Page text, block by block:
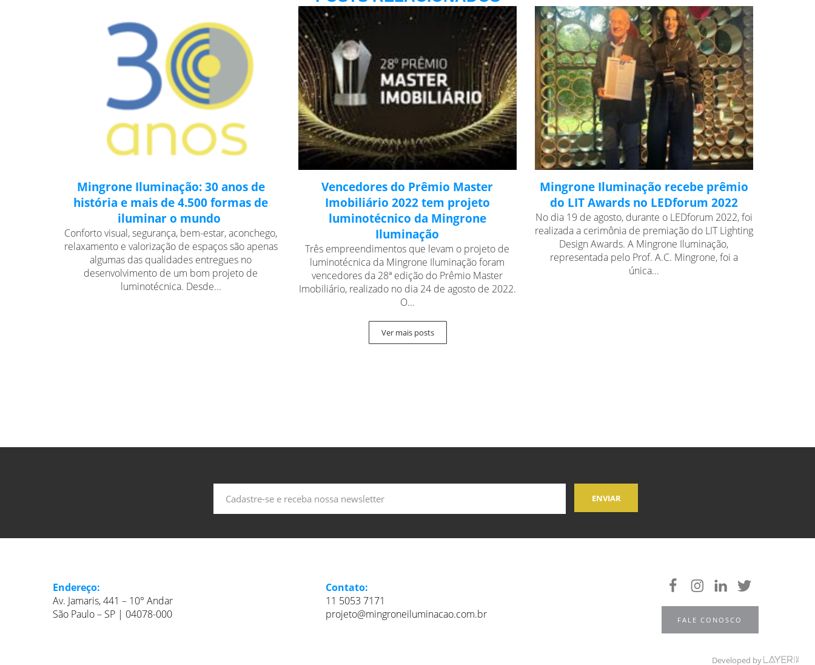
Mingrone Iluminação: 30 anos de
história e mais de 4.500 formas de
iluminar o mundo
Conforto visual, segurança, bem-estar, aconchego,
relaxamento e valorização de espaços são apenas
algumas das qualidades entregues no
desenvolvimento de um bom projeto de
luminotécnica. Desde...
Vencedores do Prêmio Master
Imobiliário 2022 tem projeto
luminotécnico da Mingrone
Iluminação
Três empreendimentos que levam o projeto de
luminotécnica da Mingrone Iluminação foram
vencedores da 28ª edição do Prêmio Master
Imobiliário, realizado no dia 24 de agosto de 2022.
O...
Mingrone Iluminação recebe prêmio
do LIT Awards no LEDforum 2022
No dia 19 de agosto, durante o LEDforum 2022, foi
realizada a cerimônia de premiação do LIT Lighting
Design Awards. A Mingrone Iluminação,
representada pelo Prof. A.C. Mingrone, foi a
única...
Ver mais posts
Endereço:
Av. Jamaris, 441 – 10° Andar
São Paulo – SP | 04078-000
Contato:
11 5053 7171
projeto@mingroneiluminacao.com.br
FALE CONOSCO
Developed by